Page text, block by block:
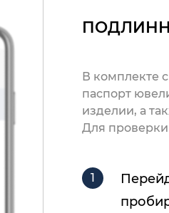
В комплекте
паспорт
изделии, а
Для